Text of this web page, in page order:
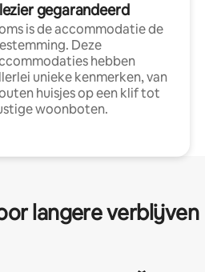
gegarandeerd
is de accommodatie de
Deze
hebben
unieke kenmerken, van
huisjes op een klif tot
woonboten.
langere verblijven